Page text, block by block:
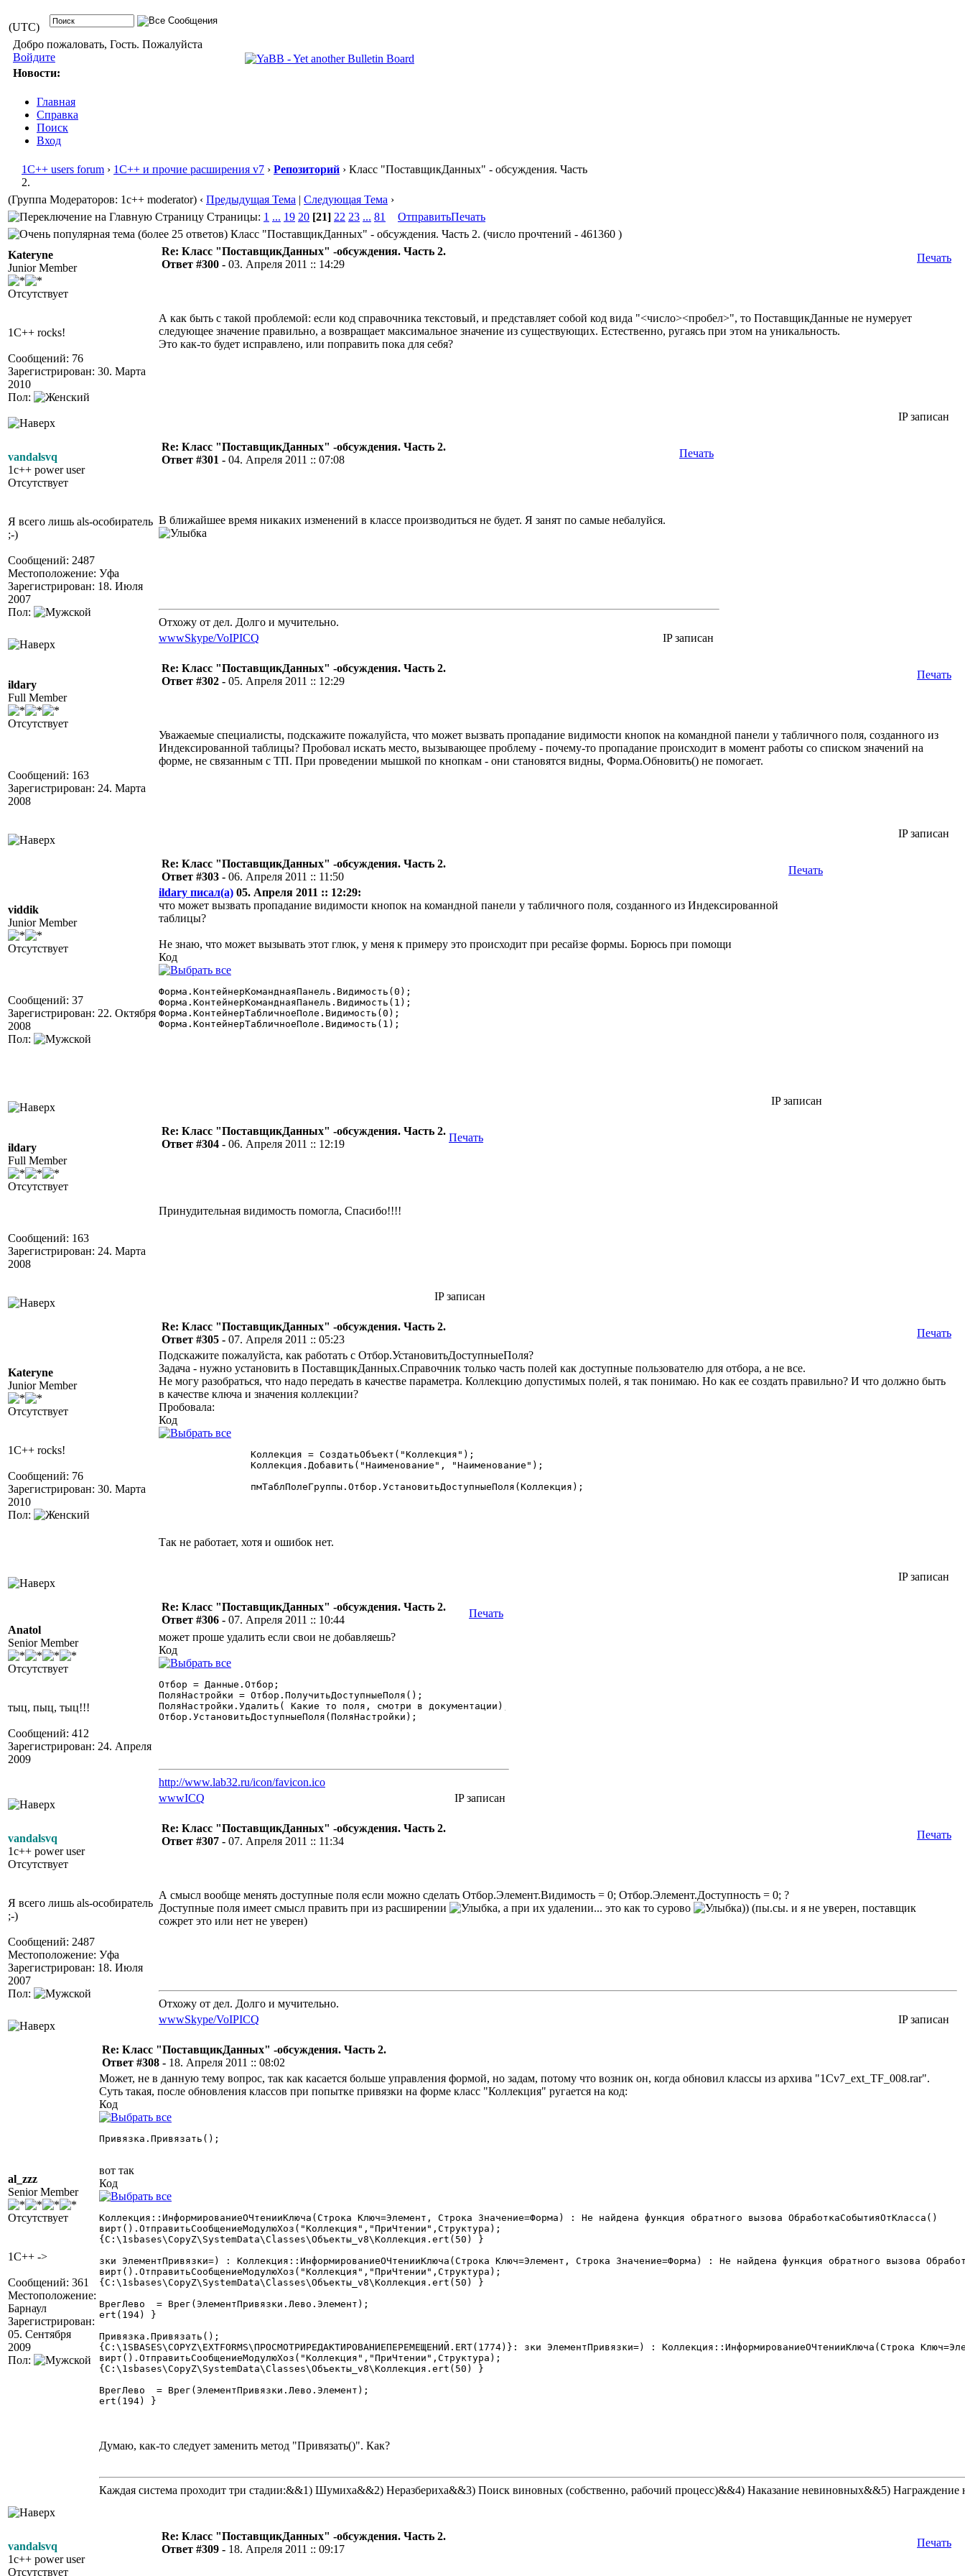
(UTC)
Добро пожаловать, Гость. Пожалуйста
Войдите
Новости:
Главная
Справка
Поиск
Вход
1С++ users forum › 1С++ и прочие расширения v7 › Репозиторий › Класс "ПоставщикДанных" - обсуждения. Часть
2.
(Группа Модераторов: 1c++ moderator) ‹ Предыдущая Тема | Следующая Тема ›
Страницы: 1 ... 19 20 [21] 22 23 ... 81 ОтправитьПечать
Класс "ПоставщикДанных" - обсуждения. Часть 2. (число прочтений - 461360 )
Kateryne
Junior Member
Отсутствует
1C++ rocks!
Сообщений: 76
Зарегистрирован: 30. Марта
2010
Пол:
Re: Класс "ПоставщикДанных" -обсуждения. Часть 2.
Ответ #300 - 03. Апреля 2011 :: 14:29
Печать
А как быть с такой проблемой: если код справочника текстовый, и представляет собой код вида "<число><пробел>", то ПоставщикДанные не нумерует
следующее значение правильно, а возвращает максимальное значение из существующих. Естественно, ругаясь при этом на уникальность.
Это как-то будет исправлено, или поправить пока для себя?
IP записан
vandalsvq
1c++ power user
Отсутствует
Я всего лишь als-особиратель
;-)
Сообщений: 2487
Местоположение: Уфа
Зарегистрирован: 18. Июля
2007
Пол:
Re: Класс "ПоставщикДанных" -обсуждения. Часть 2.
Ответ #301 - 04. Апреля 2011 :: 07:08
Печать
В ближайшее время никаких изменений в классе производиться не будет. Я занят по самые небалуйся.
Отхожу от дел. Долго и мучительно.
wwwSkype/VoIPICQ IP записан
ildary
Full Member
Отсутствует
Сообщений: 163
Зарегистрирован: 24. Марта
2008
Re: Класс "ПоставщикДанных" -обсуждения. Часть 2.
Ответ #302 - 05. Апреля 2011 :: 12:29
Печать
Уважаемые специалисты, подскажите пожалуйста, что может вызвать пропадание видимости кнопок на командной панели у табличного поля, созданного из
Индексированной таблицы? Пробовал искать место, вызывающее проблему - почему-то пропадание происходит в момент работы со списком значений на
форме, не связанным с ТП. При проведении мышкой по кнопкам - они становятся видны, Форма.Обновить() не помогает.
IP записан
viddik
Junior Member
Отсутствует
Сообщений: 37
Зарегистрирован: 22. Октября
2008
Пол:
Re: Класс "ПоставщикДанных" -обсуждения. Часть 2.
Ответ #303 - 06. Апреля 2011 :: 11:50
Печать
ildary писал(а) 05. Апреля 2011 :: 12:29:
что может вызвать пропадание видимости кнопок на командной панели у табличного поля, созданного из Индексированной
таблицы?
Не знаю, что может вызывать этот глюк, у меня к примеру это происходит при ресайзе формы. Борюсь при помощи
Код
Форма.КонтейнерКоманднаяПанель.Видимость(0);
Форма.КонтейнерКоманднаяПанель.Видимость(1);
Форма.КонтейнерТабличноеПоле.Видимость(0);
Форма.КонтейнерТабличноеПоле.Видимость(1);
IP записан
ildary
Full Member
Отсутствует
Сообщений: 163
Зарегистрирован: 24. Марта
2008
Re: Класс "ПоставщикДанных" -обсуждения. Часть 2.
Ответ #304 - 06. Апреля 2011 :: 12:19
Печать
Принудительная видимость помогла, Спасибо!!!!
IP записан
Kateryne
Junior Member
Отсутствует
1C++ rocks!
Сообщений: 76
Зарегистрирован: 30. Марта
2010
Пол:
Re: Класс "ПоставщикДанных" -обсуждения. Часть 2.
Ответ #305 - 07. Апреля 2011 :: 05:23
Печать
Подскажите пожалуйста, как работать с Отбор.УстановитьДоступныеПоля?
Задача - нужно установить в ПоставщикДанных.Справочник только часть полей как доступные пользователю для отбора, а не все.
Не могу разобраться, что надо передать в качестве параметра. Коллекцию допустимых полей, я так понимаю. Но как ее создать правильно? И что должно быть
в качестве ключа и значения коллекции?
Пробовала:
Код
Так не работает, хотя и ошибок нет.
IP записан
Anatol
Senior Member
Отсутствует
тыц, пыц, тыц!!!
Сообщений: 412
Зарегистрирован: 24. Апреля
2009
Re: Класс "ПоставщикДанных" -обсуждения. Часть 2.
Ответ #306 - 07. Апреля 2011 :: 10:44
Печать
может проше удалить если свои не добавляешь?
Код
Отбор = Данные.Отбор;
ПоляНастройки = Отбор.ПолучитьДоступныеПоля();
ПоляНастройки.Удалить( Какие то поля, смотри в документации);
Отбор.УстановитьДоступныеПоля(ПоляНастройки);
http://www.lab32.ru/icon/favicon.ico
wwwICQ IP записан
vandalsvq
1c++ power user
Отсутствует
Я всего лишь als-особиратель
;-)
Сообщений: 2487
Местоположение: Уфа
Зарегистрирован: 18. Июля
2007
Пол:
Re: Класс "ПоставщикДанных" -обсуждения. Часть 2.
Ответ #307 - 07. Апреля 2011 :: 11:34
Печать
А смысл вообще менять доступные поля если можно сделать Отбор.Элемент.Видимость = 0; Отбор.Элемент.Доступность = 0; ?
Доступные поля имеет смысл править при из расширении
, а при их удалении... это как то сурово
)) (пы.сы. и я не уверен, поставщик
сожрет это или нет не уверен)
Отхожу от дел. Долго и мучительно.
wwwSkype/VoIPICQ IP записан
al_zzz
Senior Member
Отсутствует
1C++ ->
Сообщений: 361
Местоположение:
Барнаул
Зарегистрирован:
05. Сентября
2009
Пол:
Re: Класс "ПоставщикДанных" -обсуждения. Часть 2.
Ответ #308 - 18. Апреля 2011 :: 08:02
Может, не в данную тему вопрос, так как касается больше управления формой, но задам, потому что возник он, когда обновил классы из архива "1Cv7_ext_TF_008.rar".
Суть такая, после обновления классов при попытке привязки на форме класс "Коллекция" ругается на код:
Код
Привязка.Привязать();
вот так
Код
Коллекция::ИнформированиеОЧтенииКлюча(Строка Ключ=Элемент, Строка Значение=Форма) : Не найдена функция обратного вызова ОбработкаСобытияОтКласса()
вирт().ОтправитьСообщениеМодулюХоз("Коллекция","ПриЧтении",Структура);
{C:\1sbases\CopyZ\SystemData\Classes\Объекты_v8\Коллекция.ert(50) }
зки ЭлементПривязки=) : Коллекция::ИнформированиеОЧтенииКлюча(Строка Ключ=Элемент, Строка Значение=Форма) : Не найдена функция обратного вызова
вирт().ОтправитьСообщениеМодулюХоз("Коллекция","ПриЧтении",Структура);
{C:\1sbases\CopyZ\SystemData\Classes\Объекты_v8\Коллекция.ert(50) }
ВрегЛево  = Врег(ЭлементПривязки.Лево.Элемент);
ert(194) }
Привязка.Привязать();
{C:\1SBASES\COPYZ\EXTFORMS\ПРОСМОТРИРЕДАКТИРОВАНИЕПЕРЕМЕЩЕНИЙ.ERT(1774)}: зки ЭлементПривязки=) : Коллекция::ИнформированиеОЧтенииКлюча(Строка
вирт().ОтправитьСообщениеМодулюХоз("Коллекция","ПриЧтении",Структура);
{C:\1sbases\CopyZ\SystemData\Classes\Объекты_v8\Коллекция.ert(50) }
ВрегЛево  = Врег(ЭлементПривязки.Лево.Элемент);
ert(194) }
Думаю, как-то следует заменить метод "Привязать()". Как?
Каждая система проходит три стадии:&&1) Шумиха&&2) Неразбериха&&3) Поиск виновных (собственно, рабочий процесс)&&4) Наказание невиновных&&5)
vandalsvq
1c++ power user
Отсутствует
Re: Класс "ПоставщикДанных" -обсуждения. Часть 2.
Ответ #309 - 18. Апреля 2011 :: 09:17
Печать